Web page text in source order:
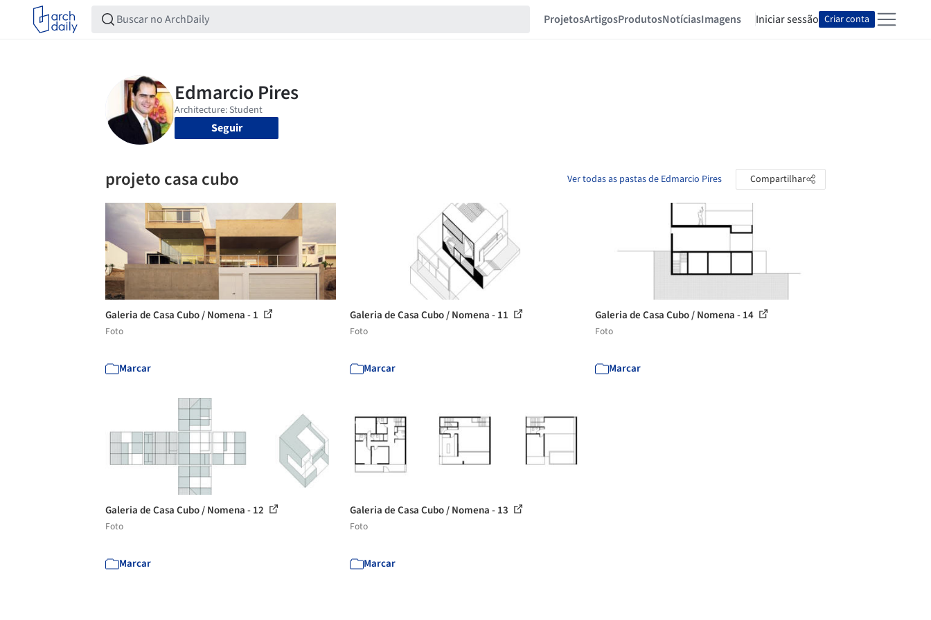
ProjetosArtigosProdutosNotíciasImagens Iniciar sessão Criar conta
Seguir
projeto casa cubo Ver todas as pastas de Edmarcio Pires Compartilhar
Galeria de Casa Cubo / Nomena - 1
Foto
Marcar
Galeria de Casa Cubo / Nomena - 11
Foto
Marcar
Galeria de Casa Cubo / Nomena - 14
Foto
Marcar
Galeria de Casa Cubo / Nomena - 12
Foto
Marcar
Galeria de Casa Cubo / Nomena - 13
Foto
Marcar